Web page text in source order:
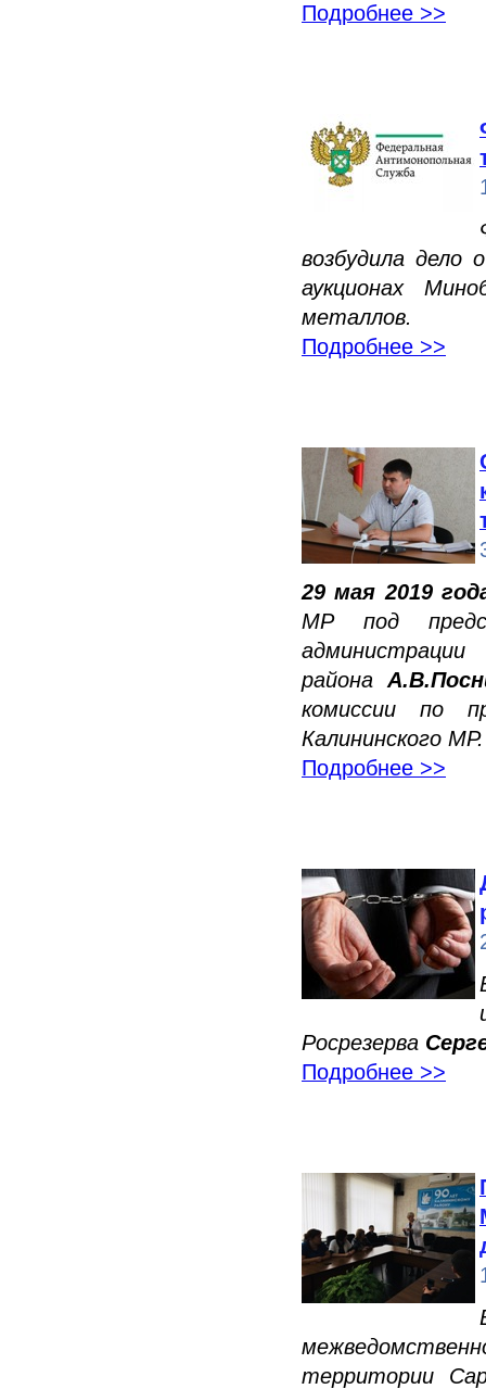
Подробнее >>
возбудила дело
аукционах
металлов.
Подробнее >>
29 мая 2019
МР под
района
комиссии по
Калининского МР.
Подробнее >>
Росрезерва
Подробнее >>
территории